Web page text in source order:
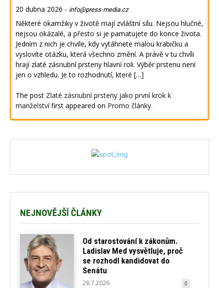
20 dubna 2026 - info@press-media.cz
Některé okamžiky v životě mají zvláštní sílu. Nejsou hlučné,
nejsou okázalé, a přesto si je pamatujete do konce života.
Jedním z nich je chvíle, kdy vytáhnete malou krabičku a
vyslovíte otázku, která všechno změní. A právě v tu chvíli
hrají zlaté zásnubní prsteny hlavní roli. Výběr prstenu není
jen o vzhledu. Je to rozhodnutí, které […]
The post Zlaté zásnubní prsteny jako první krok k
manželstvífirst appeared on Promo články.
NEJNOVĚJŠÍ ČLÁNKY
Od starostování k zákonům.
Ladislav Med vysvětluje, proč
se rozhodl kandidovat do
Senátu
28.7.2026 0